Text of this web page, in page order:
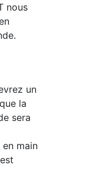
nous
un
la
sera
main